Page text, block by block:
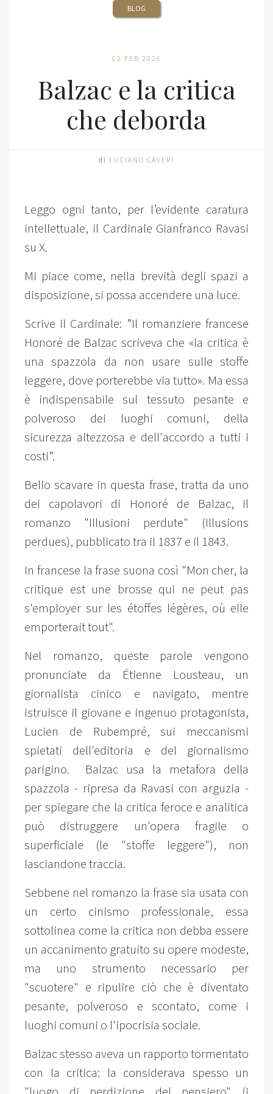
BLOG
02 FEB 2026
Balzac e la critica
che deborda
di LUCIANO CAVERI
Leggo ogni tanto, per l’evidente caratura
intellettuale, il Cardinale Gianfranco Ravasi
su X.
Mi piace come, nella brevità degli spazi a
disposizione, si possa accendere una luce.
Scrive il Cardinale: ”Il romanziere francese
Honoré de Balzac scriveva che «la critica è
una spazzola da non usare sulle stoffe
leggere, dove porterebbe via tutto». Ma essa
è indispensabile sul tessuto pesante e
polveroso dei luoghi comuni, della
sicurezza altezzosa e dell'accordo a tutti i
costi”.
Bello scavare in questa frase, tratta da uno
dei capolavori di Honoré de Balzac, il
romanzo "Illusioni perdute" (Illusions
perdues), pubblicato tra il 1837 e il 1843.
In francese la frase suona così "Mon cher, la
critique est une brosse qui ne peut pas
s'employer sur les étoffes légères, où elle
emporterait tout".
Nel romanzo, queste parole vengono
pronunciate da Étienne Lousteau, un
giornalista cinico e navigato, mentre
istruisce il giovane e ingenuo protagonista,
Lucien de Rubempré, sui meccanismi
spietati dell'editoria e del giornalismo
parigino. Balzac usa la metafora della
spazzola - ripresa da Ravasi con arguzia -
per spiegare che la critica feroce e analitica
può distruggere un'opera fragile o
superficiale (le "stoffe leggere"), non
lasciandone traccia.
Sebbene nel romanzo la frase sia usata con
un certo cinismo professionale, essa
sottolinea come la critica non debba essere
un accanimento gratuito su opere modeste,
ma uno strumento necessario per
"scuotere" e ripulire ciò che è diventato
pesante, polveroso e scontato, come i
luoghi comuni o l'ipocrisia sociale.
Balzac stesso aveva un rapporto tormentato
con la critica: la considerava spesso un